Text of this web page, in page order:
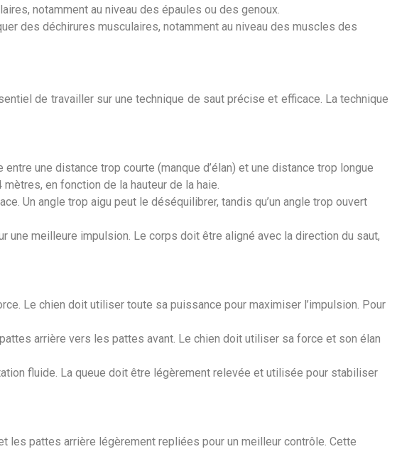
notamment au niveau des épaules ou des genoux.
des déchirures musculaires, notamment au niveau des muscles des
de travailler sur une technique de saut précise et efficace. La technique
une distance trop courte (manque d’élan) et une distance trop longue
en fonction de la hauteur de la haie.
Un angle trop aigu peut le déséquilibrer, tandis qu’un angle trop ouvert
meilleure impulsion. Le corps doit être aligné avec la direction du saut,
Le chien doit utiliser toute sa puissance pour maximiser l’impulsion. Pour
arrière vers les pattes avant. Le chien doit utiliser sa force et son élan
fluide. La queue doit être légèrement relevée et utilisée pour stabiliser
les pattes arrière légèrement repliées pour un meilleur contrôle. Cette